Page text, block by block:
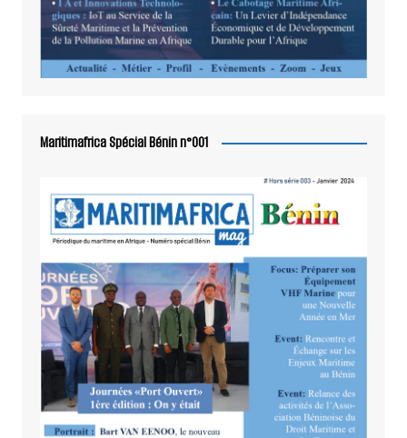
Maritimafrica Spécial Bénin n°001